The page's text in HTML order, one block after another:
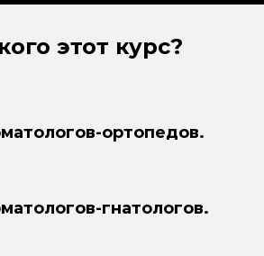
этот курс?
ортопедов.
гнатологов.